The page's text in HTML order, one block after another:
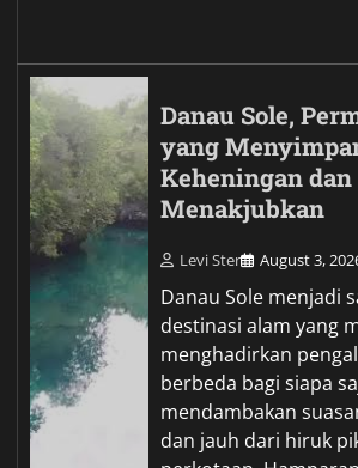
Danau Sole,
yang
Keheningan dan
Menakjubkan
Levi Ster August 3,
Danau Sole menjadi
destinasi alam yang
menghadirkan
berbeda bagi siapa
mendambakan
dan jauh dari hiruk